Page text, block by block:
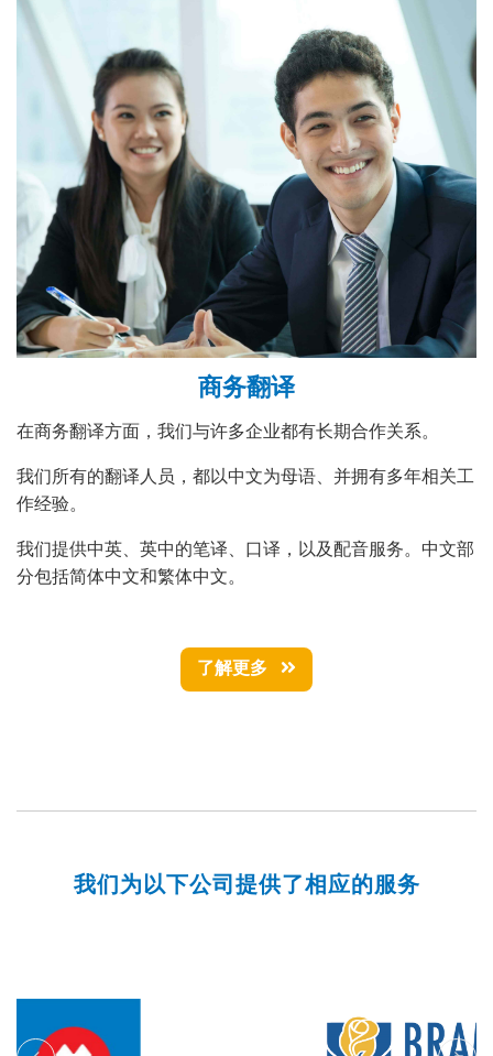
商务翻译
在商务翻译方面，我们与许多企业都有长期合作关系。
我们所有的翻译人员，都以中文为母语、并拥有多年相关工
作经验。
我们提供中英、英中的笔译、口译，以及配音服务。中文部
分包括简体中文和繁体中文。
了解更多
我们为以下公司提供了相应的服务